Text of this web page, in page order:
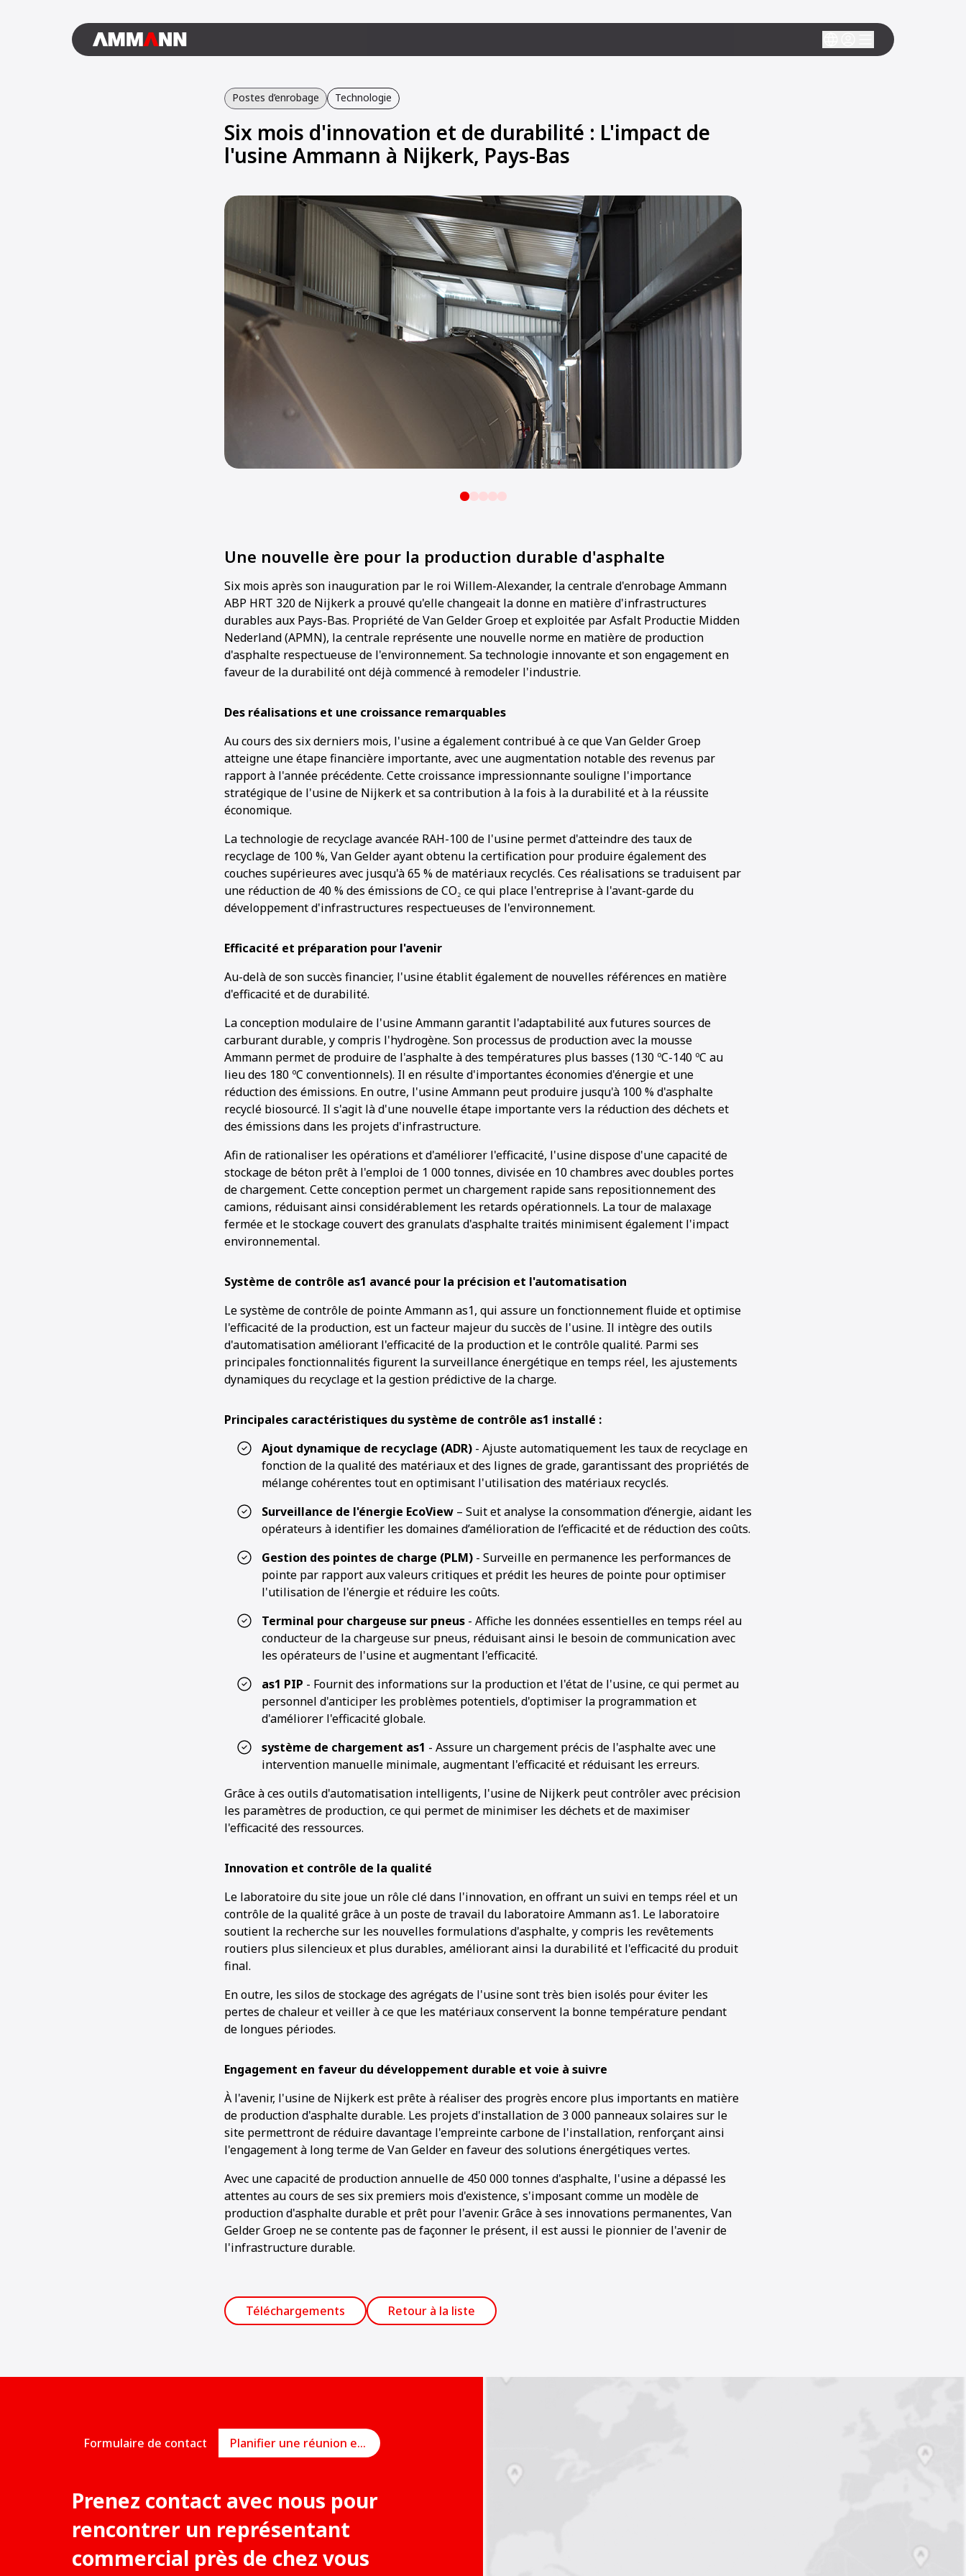
Postes d’enrobage Technologie
Six mois d'innovation et de durabilité : L'impact de
l'usine Ammann à Nijkerk, Pays-Bas
123 45
Une nouvelle ère pour la production durable d'asphalte
Six mois après son inauguration par le roi Willem-Alexander, la centrale d'enrobage Ammann
ABP HRT 320 de Nijkerk a prouvé qu'elle changeait la donne en matière d'infrastructures
durables aux Pays-Bas. Propriété de Van Gelder Groep et exploitée par Asfalt Productie Midden
Nederland (APMN), la centrale représente une nouvelle norme en matière de production
d'asphalte respectueuse de l'environnement. Sa technologie innovante et son engagement en
faveur de la durabilité ont déjà commencé à remodeler l'industrie.
Des réalisations et une croissance remarquables
Au cours des six derniers mois, l'usine a également contribué à ce que Van Gelder Groep
atteigne une étape financière importante, avec une augmentation notable des revenus par
rapport à l'année précédente. Cette croissance impressionnante souligne l'importance
stratégique de l'usine de Nijkerk et sa contribution à la fois à la durabilité et à la réussite
économique.
La technologie de recyclage avancée RAH-100 de l'usine permet d'atteindre des taux de
recyclage de 100 %, Van Gelder ayant obtenu la certification pour produire également des
couches supérieures avec jusqu'à 65 % de matériaux recyclés. Ces réalisations se traduisent par
une réduction de 40 % des émissions de CO₂ ce qui place l'entreprise à l'avant-garde du
développement d'infrastructures respectueuses de l'environnement.
Efficacité et préparation pour l'avenir
Au-delà de son succès financier, l'usine établit également de nouvelles références en matière
d'efficacité et de durabilité.
La conception modulaire de l'usine Ammann garantit l'adaptabilité aux futures sources de
carburant durable, y compris l'hydrogène. Son processus de production avec la mousse
Ammann permet de produire de l'asphalte à des températures plus basses (130 ºC-140 ºC au
lieu des 180 ºC conventionnels). Il en résulte d'importantes économies d'énergie et une
réduction des émissions. En outre, l'usine Ammann peut produire jusqu'à 100 % d'asphalte
recyclé biosourcé. Il s'agit là d'une nouvelle étape importante vers la réduction des déchets et
des émissions dans les projets d'infrastructure.
Afin de rationaliser les opérations et d'améliorer l'efficacité, l'usine dispose d'une capacité de
stockage de béton prêt à l'emploi de 1 000 tonnes, divisée en 10 chambres avec doubles portes
de chargement. Cette conception permet un chargement rapide sans repositionnement des
camions, réduisant ainsi considérablement les retards opérationnels. La tour de malaxage
fermée et le stockage couvert des granulats d'asphalte traités minimisent également l'impact
environnemental.
Système de contrôle as1 avancé pour la précision et l'automatisation
Le système de contrôle de pointe Ammann as1, qui assure un fonctionnement fluide et optimise
l'efficacité de la production, est un facteur majeur du succès de l'usine. Il intègre des outils
d'automatisation améliorant l'efficacité de la production et le contrôle qualité. Parmi ses
principales fonctionnalités figurent la surveillance énergétique en temps réel, les ajustements
dynamiques du recyclage et la gestion prédictive de la charge.
Principales caractéristiques du système de contrôle as1 installé :
Ajout dynamique de recyclage (ADR) - Ajuste automatiquement les taux de recyclage en
fonction de la qualité des matériaux et des lignes de grade, garantissant des propriétés de
mélange cohérentes tout en optimisant l'utilisation des matériaux recyclés.
Surveillance de l'énergie EcoView – Suit et analyse la consommation d’énergie, aidant les
opérateurs à identifier les domaines d’amélioration de l’efficacité et de réduction des coûts.
Gestion des pointes de charge (PLM) - Surveille en permanence les performances de
pointe par rapport aux valeurs critiques et prédit les heures de pointe pour optimiser
l'utilisation de l'énergie et réduire les coûts.
Terminal pour chargeuse sur pneus - Affiche les données essentielles en temps réel au
conducteur de la chargeuse sur pneus, réduisant ainsi le besoin de communication avec
les opérateurs de l'usine et augmentant l'efficacité.
as1 PIP - Fournit des informations sur la production et l'état de l'usine, ce qui permet au
personnel d'anticiper les problèmes potentiels, d'optimiser la programmation et
d'améliorer l'efficacité globale.
système de chargement as1 - Assure un chargement précis de l'asphalte avec une
intervention manuelle minimale, augmentant l'efficacité et réduisant les erreurs.
Grâce à ces outils d'automatisation intelligents, l'usine de Nijkerk peut contrôler avec précision
les paramètres de production, ce qui permet de minimiser les déchets et de maximiser
l'efficacité des ressources.
Innovation et contrôle de la qualité
Le laboratoire du site joue un rôle clé dans l'innovation, en offrant un suivi en temps réel et un
contrôle de la qualité grâce à un poste de travail du laboratoire Ammann as1. Le laboratoire
soutient la recherche sur les nouvelles formulations d'asphalte, y compris les revêtements
routiers plus silencieux et plus durables, améliorant ainsi la durabilité et l'efficacité du produit
final.
En outre, les silos de stockage des agrégats de l'usine sont très bien isolés pour éviter les
pertes de chaleur et veiller à ce que les matériaux conservent la bonne température pendant
de longues périodes.
Engagement en faveur du développement durable et voie à suivre
À l'avenir, l'usine de Nijkerk est prête à réaliser des progrès encore plus importants en matière
de production d'asphalte durable. Les projets d'installation de 3 000 panneaux solaires sur le
site permettront de réduire davantage l'empreinte carbone de l'installation, renforçant ainsi
l'engagement à long terme de Van Gelder en faveur des solutions énergétiques vertes.
Avec une capacité de production annuelle de 450 000 tonnes d'asphalte, l'usine a dépassé les
attentes au cours de ses six premiers mois d'existence, s'imposant comme un modèle de
production d'asphalte durable et prêt pour l'avenir. Grâce à ses innovations permanentes, Van
Gelder Groep ne se contente pas de façonner le présent, il est aussi le pionnier de l'avenir de
l'infrastructure durable.
Téléchargements Retour à la liste
Formulaire de contact Planifier une réunion en ligne
Prenez contact avec nous pour
rencontrer un représentant
commercial près de chez vous